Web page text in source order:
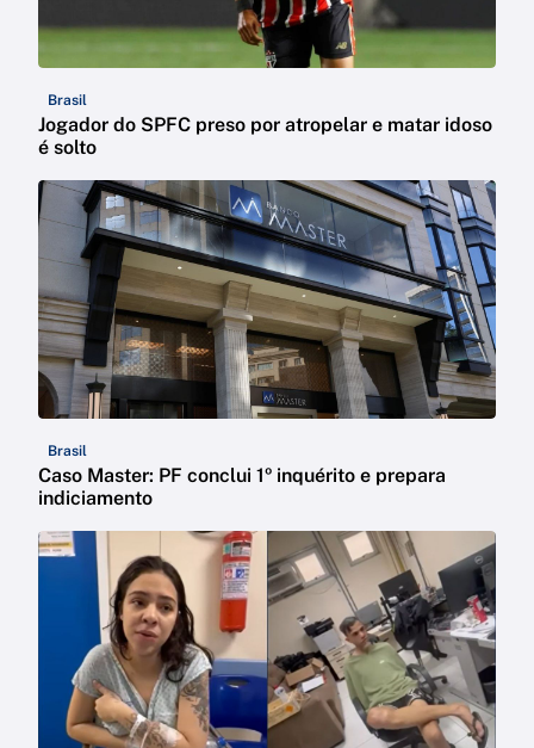
Brasil
Jogador do SPFC preso por atropelar e matar idoso
é solto
Brasil
Caso Master: PF conclui 1º inquérito e prepara
indiciamento